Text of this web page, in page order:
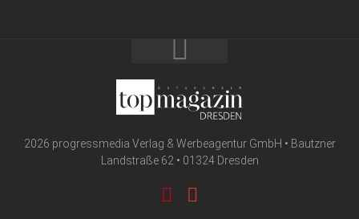
2026 progressmedia Verlag & Werbeagentur GmbH • Bautzner
Landstraße 62 • 01324 Dresden